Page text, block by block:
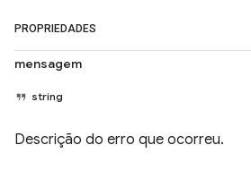
PROPRIEDADES
mensagem
string
Descrição do erro que ocorreu.